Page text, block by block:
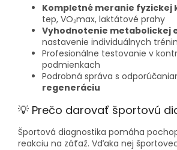
Kompletné meranie fyzickej
tep, VO₂max, laktátové prahy
Vyhodnotenie metabolickej
nastavenie individuálnych
Profesionálne testovanie v
podmienkach
Podrobná správa s
regeneráciu
💡 Prečo darovať športovú
Športová diagnostika pomáha
reakciu na záťaž. Vďaka nej